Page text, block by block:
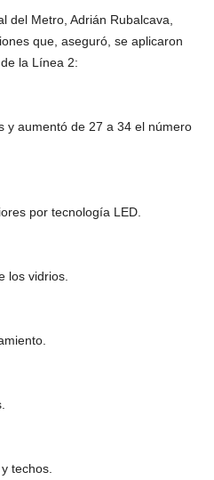
del Metro, Adrián Rubalcava,
que, aseguró, se aplicaron
la Línea 2:
y aumentó de 27 a 34 el número
por tecnología LED.
los vidrios.
techos.